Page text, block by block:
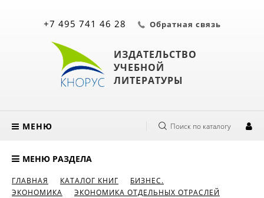
ИЗДАТЕЛЬСТВО
УЧЕБНОЙ
ЛИТЕРАТУРЫ
+7 495 741 46 28 Обратная связь
МЕНЮ Поиск по каталогу
МЕНЮ РАЗДЕЛА
ГЛАВНАЯ КАТАЛОГ КНИГ
БИЗНЕС.
ЭКОНОМИКА
ЭКОНОМИКА ОТДЕЛЬНЫХ ОТРАСЛЕЙ